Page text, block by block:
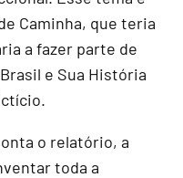
Caminha, que teria
a fazer parte de
e Sua História
o relatório, a
toda a